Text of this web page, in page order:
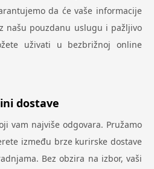
da će vaše informacije
našu pouzdanu uslugu i pažljivo
uživati u bezbrižnoj online
dostave
vam najviše odgovara. Pružamo
između brze kurirske dostave
Bez obzira na izbor, vaši